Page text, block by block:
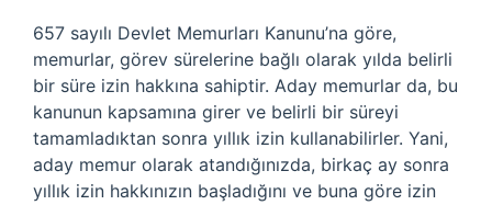
657 sayılı Devlet Memurları Kanunu’na göre,
memurlar, görev sürelerine bağlı olarak yılda belirli
bir süre izin hakkına sahiptir. Aday memurlar da, bu
kanunun kapsamına girer ve belirli bir süreyi
tamamladıktan sonra yıllık izin kullanabilirler. Yani,
aday memur olarak atandığınızda, birkaç ay sonra
yıllık izin hakkınızın başladığını ve buna göre izin